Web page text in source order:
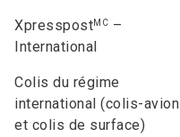
XpresspostMC –
International
Colis du régime
international (colis-avion
et colis de surface)